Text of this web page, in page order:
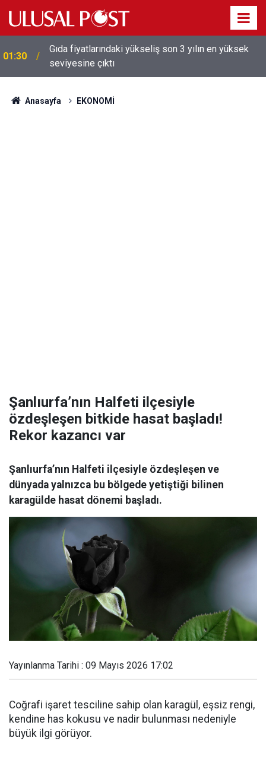
01:26
Galatasaray'dan sekiz kişi hakkında savcılığa suç
duyurusu
Anasayfa EKONOMİ
Şanlıurfa’nın Halfeti ilçesiyle
özdeşleşen bitkide hasat başladı!
Rekor kazancı var
Şanlıurfa’nın Halfeti ilçesiyle özdeşleşen ve
dünyada yalnızca bu bölgede yetiştiği bilinen
karagülde hasat dönemi başladı.
Yayınlanma Tarihi : 09 Mayıs 2026 17:02
Coğrafi işaret tesciline sahip olan karagül, eşsiz rengi,
kendine has kokusu ve nadir bulunması nedeniyle
büyük ilgi görüyor.